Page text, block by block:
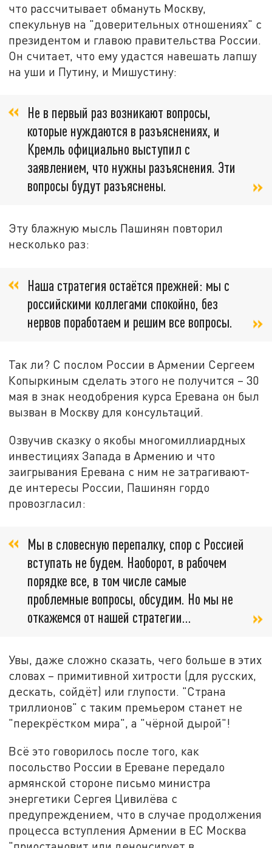
что рассчитывает обмануть Москву,
спекульнув на "доверительных отношениях" с
президентом и главою правительства России.
Он считает, что ему удастся навешать лапшу
на уши и Путину, и Мишустину:
Не в первый раз возникают вопросы,
которые нуждаются в разъяснениях, и
Кремль официально выступил с
заявлением, что нужны разъяснения. Эти
вопросы будут разъяснены.
Эту блажную мысль Пашинян повторил
несколько раз:
Наша стратегия остаётся прежней: мы с
российскими коллегами спокойно, без
нервов поработаем и решим все вопросы.
Так ли? С послом России в Армении Сергеем
Копыркиным сделать этого не получится – 30
мая в знак неодобрения курса Еревана он был
вызван в Москву для консультаций.
Озвучив сказку о якобы многомиллиардных
инвестициях Запада в Армению и что
заигрывания Еревана с ним не затрагивают-
де интересы России, Пашинян гордо
провозгласил:
Мы в словесную перепалку, спор с Россией
вступать не будем. Наоборот, в рабочем
порядке все, в том числе самые
проблемные вопросы, обсудим. Но мы не
откажемся от нашей стратегии…
Увы, даже сложно сказать, чего больше в этих
словах – примитивной хитрости (для русских,
дескать, сойдёт) или глупости. "Страна
триллионов" с таким премьером станет не
"перекрёстком мира", а "чёрной дырой"!
Всё это говорилось после того, как
посольство России в Ереване передало
армянской стороне письмо министра
энергетики Сергея Цивилёва с
предупреждением, что в случае продолжения
процесса вступления Армении в ЕС Москва